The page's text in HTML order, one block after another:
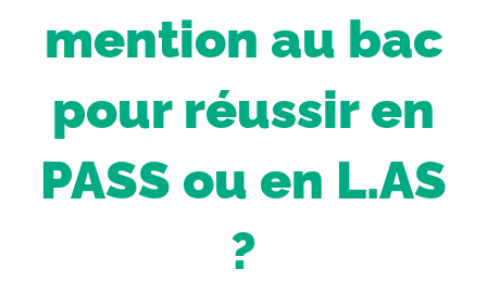
mention au bac
pour réussir en
PASS ou en L.AS
?